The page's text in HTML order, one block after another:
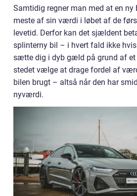
Samtidig regner man med at en ny
meste af sin værdi i løbet af de
levetid. Derfor kan det sjældent
splinterny bil – i hvert fald ikke
sætte dig i dyb gæld på grund af et
stedet vælge at drage fordel af
bilen brugt – altså når den har
nyværdi.